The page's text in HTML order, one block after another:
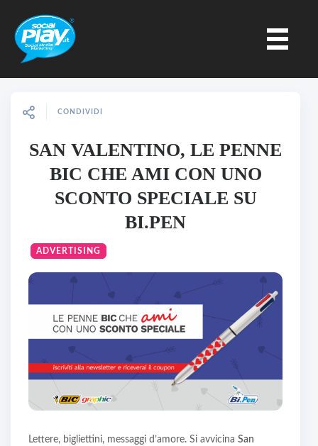
CONDIVIDI
SAN VALENTINO, LE PENNE
BIC CHE AMI CON UNO
SCONTO SPECIALE SU
BI.PEN
ADVERTISING
Lettere, bigliettini, messaggi d’amore. Si avvicina San